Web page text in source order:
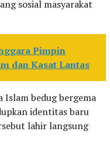
sosial masyarakat
Pimpin
dan Kasat Lantas
Islam bedug bergema
identitas baru
lahir langsung